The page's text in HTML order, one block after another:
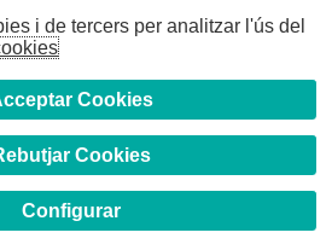
i de tercers per analitzar l'ús del
Cookies
Cookies
Configurar